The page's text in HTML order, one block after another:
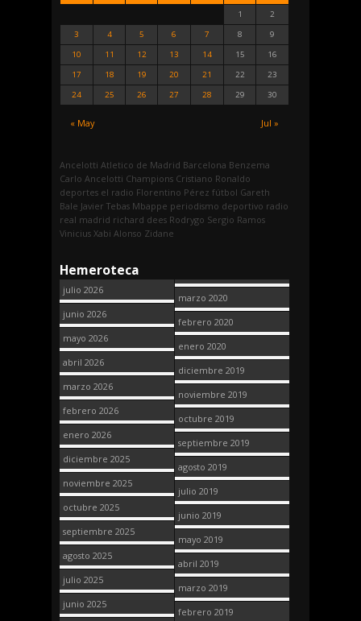
« May Jul »
1
2
3
4 5 6 7 8
9
10
11 12 13 14 15
16
17
18 19 20 21 22
23
24
25 26 27 28 29 30
Ancelotti Atletico de Madrid Barcelona Benzema
Carlo Ancelotti Champions Cristiano Ronaldo
deportes el radio Florentino Pérez fútbol Gareth
Bale Javier Tebas Mbappe periodismo deportivo radio
real madrid richard dees Rodrygo Sergio Ramos
Vinicius Xabi Alonso Zidane
Hemeroteca
julio 2026
junio 2026
mayo 2026
abril 2026
marzo 2026
febrero 2026
enero 2026
diciembre 2025
noviembre 2025
octubre 2025
septiembre 2025
agosto 2025
julio 2025
junio 2025
marzo 2020
febrero 2020
enero 2020
diciembre 2019
noviembre 2019
octubre 2019
septiembre 2019
agosto 2019
julio 2019
junio 2019
mayo 2019
abril 2019
marzo 2019
febrero 2019